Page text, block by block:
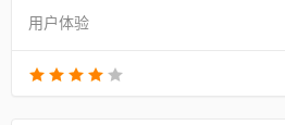
用户体验